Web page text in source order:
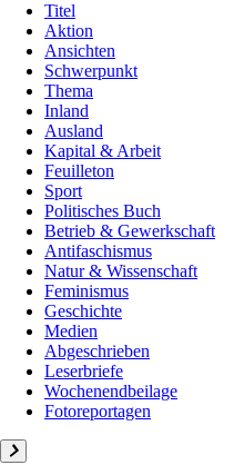
Titel
Aktion
Ansichten
Schwerpunkt
Thema
Inland
Ausland
Kapital & Arbeit
Feuilleton
Sport
Politisches Buch
Betrieb & Gewerkschaft
Antifaschismus
Natur & Wissenschaft
Feminismus
Geschichte
Medien
Abgeschrieben
Leserbriefe
Wochenendbeilage
Fotoreportagen